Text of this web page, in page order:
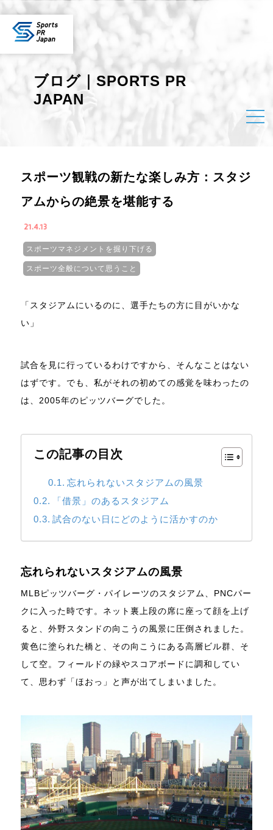
ブログ｜SPORTS PR
JAPAN
スポーツ観戦の新たな楽しみ方：スタジ
アムからの絶景を堪能する
21.4.13
スポーツマネジメントを掘り下げる
スポーツ全般について思うこと
「スタジアムにいるのに、選手たちの方に目がいかな
い」
試合を見に行っているわけですから、そんなことはない
はずです。でも、私がそれの初めての感覚を味わったの
は、2005年のピッツバーグでした。
この記事の目次
忘れられないスタジアムの風景
「借景」のあるスタジアム
試合のない日にどのように活かすのか
忘れられないスタジアムの風景
MLBピッツバーグ・パイレーツのスタジアム、PNCパー
クに入った時です。ネット裏上段の席に座って顔を上げ
ると、外野スタンドの向こうの風景に圧倒されました。
黄色に塗られた橋と、その向こうにある高層ビル群、そ
して空。フィールドの緑やスコアボードに調和してい
て、思わず「ほおっ」と声が出てしまいました。